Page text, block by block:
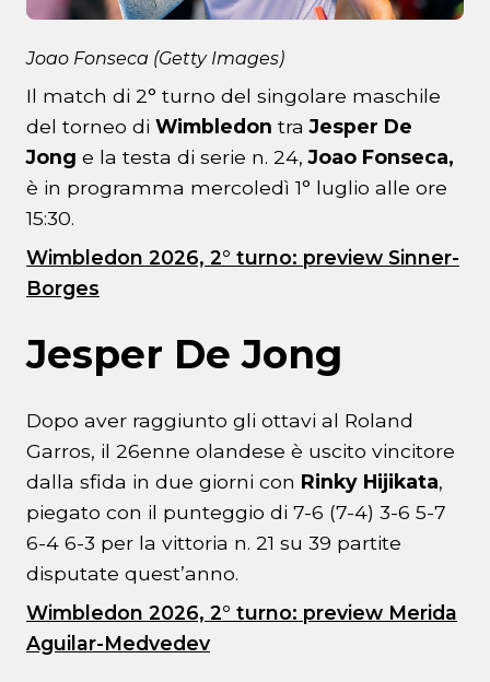
Joao Fonseca (Getty Images)
Il match di 2° turno del singolare maschile
del torneo di Wimbledon traJesper De
Jong e la testa di serie n. 24, Joao Fonseca,
è in programma mercoledì 1° luglio alle ore
15:30.
Wimbledon 2026, 2° turno: preview Sinner-
Borges
Jesper De Jong
Dopo aver raggiunto gli ottavi al Roland
Garros, il 26enne olandese è uscito vincitore
dalla sfida in due giorni con Rinky Hijikata,
piegato con il punteggio di 7-6 (7-4) 3-6 5-7
6-4 6-3 per la vittoria n. 21 su 39 partite
disputate quest’anno.
Wimbledon 2026, 2° turno: preview Merida
Aguilar-Medvedev